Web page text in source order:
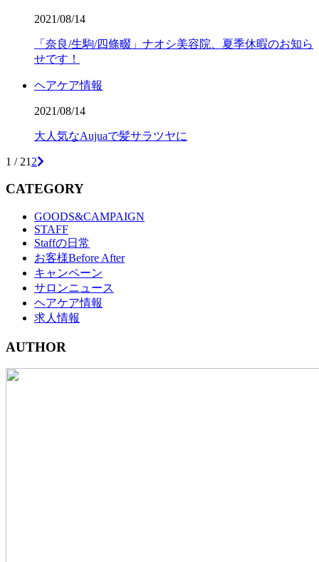
2021/08/14
「奈良/生駒/四條畷」ナオシ美容院、夏季休暇のお知ら
せです！
ヘアケア情報
2021/08/14
大人気なAujuaで髪サラツヤに
1 / 21 2
CATEGORY
GOODS&CAMPAIGN
STAFF
Staffの日常
お客様Before After
キャンペーン
サロンニュース
ヘアケア情報
求人情報
AUTHOR